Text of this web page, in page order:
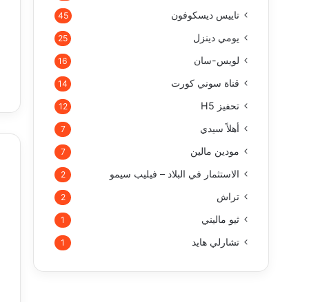
تاييس ديسكوفون 45
يومي دينزل 25
لويس-سان 16
قناة سوني كورت 14
تحفيز H5 12
أهلاً سيدي 7
مودين مالين 7
الاستثمار في البلاد – فيليب سيمو 2
تراش 2
ثيو ماليني 1
تشارلي هايد 1